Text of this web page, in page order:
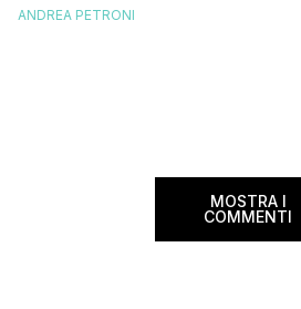
France. Tale realtà, fondata nel 1933, ha
ANDREA PETRONI
MOSTRA I
COMMENTI